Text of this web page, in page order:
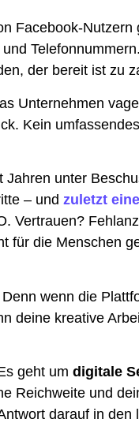
Facebook-
der bereit ist zu
Unternehmen
Kein
unter
– und zuletzt
Vertrauen?
für die Menschen
wenn die
deine kreative
geht um digitale
Reichweite und
darauf in